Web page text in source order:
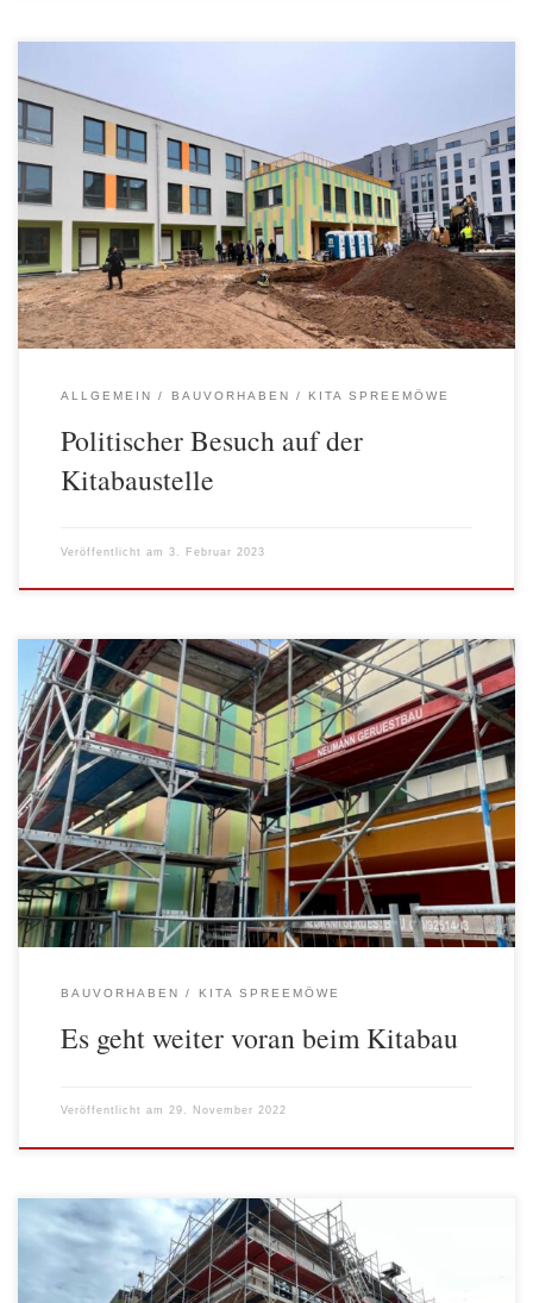
Am 25. Januar besuchte Sven Heinemann, Mitglied des
Abgeordnetenhauses für die SPD aus Friedrichshain gemeinsam
mit Saskia Esken, Mitglied des Bundestages und Parteivorsitzende
der SPD den Neubau unserer Kita an der Glasbläserallee. Hier
entstehen 135 Kitaplätze für Friedrichshain, der Bau soll im
Frühjahr dieses Jahres abgeschlossen werden und die Kita […]
ALLGEMEIN BAUVORHABEN KITA SPREEMÖWE
Politischer Besuch auf der
Kitabaustelle
Veröffentlicht am 3. Februar 2023
… zuletzt berichteten wir im Juni über eine Besichtigung beim
Bau unserer neuen Kita in der Glasbläserallee in Alt-Stralau.
Inzwischen fallen die Außengerüste, die farbenfrohe Gestaltung
der Fassade wird sichtbar und eröffnet eine Vorahnung auf das
bunte Leben, das bald hier einziehen wird. Der Innenausbau
schreitet voran und lässt die […]
BAUVORHABEN KITA SPREEMÖWE
Es geht weiter voran beim Kitabau
Veröffentlicht am 29. November 2022
… beim Bau unserer neuen Kita in der Glasbläserallee in Alt-